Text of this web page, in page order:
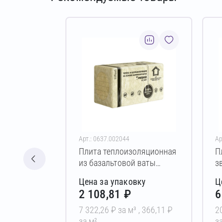
Арт.: 0637.002044
Плита теплоизоляционная
из базальтовой ваты
50х600х1200 мм
Цена за упаковку
2 108,81 ₽
7 322,26 ₽ за м³ , 366,11 ₽